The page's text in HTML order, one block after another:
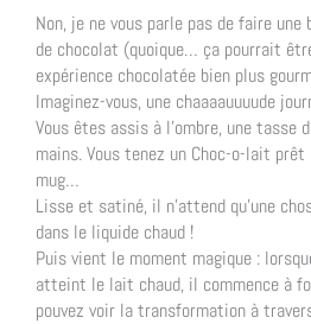
Non, je ne vous parle pas de faire une
de chocolat (quoique… ça pourrait
expérience chocolatée bien plus
Imaginez-vous, une chaaaauuuude
Vous êtes assis à l’ombre, une tasse
mains. Vous tenez un Choc-o-lait
mug…
Lisse et satiné, il n’attend qu’une
dans le liquide chaud !
Puis vient le moment magique :
atteint le lait chaud, il commence à
pouvez voir la transformation à